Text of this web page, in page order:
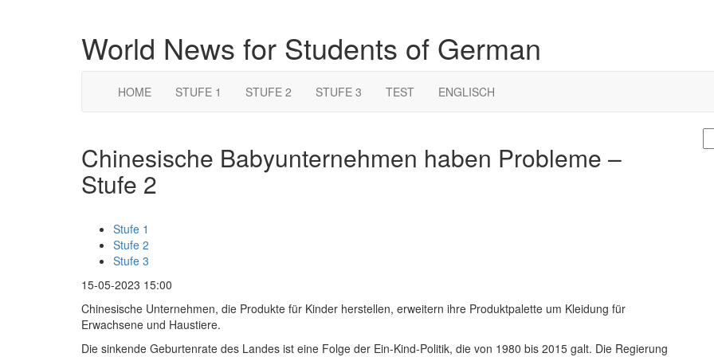
World News for Students of German
HOME STUFE 1 STUFE 2 STUFE 3 TEST ENGLISCH
Chinesische Babyunternehmen haben Probleme –
Stufe 2
Stufe 1
Stufe 2
Stufe 3
15-05-2023 15:00
Chinesische Unternehmen, die Produkte für Kinder herstellen, erweitern ihre Produktpalette um Kleidung für
Erwachsene und Haustiere.
Die sinkende Geburtenrate des Landes ist eine Folge der Ein-Kind-Politik, die von 1980 bis 2015 galt. Die Regierung